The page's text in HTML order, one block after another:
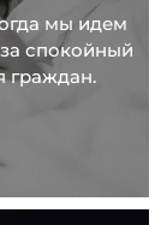
мы идем
спокойный
граждан.